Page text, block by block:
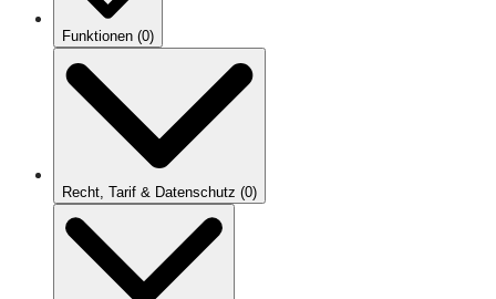
Funktionen (0)
Recht, Tarif & Datenschutz (0)